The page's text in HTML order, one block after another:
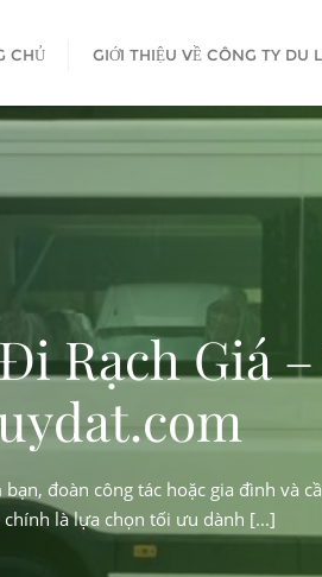
CHỦ GIỚI THIỆU VỀ CÔNG TY DU
kiện công ty, du lịch gia đình
Ghế Đi
Giá cùng nhóm bạn, đoàn công tác
chính là lựa chọn tối ưu